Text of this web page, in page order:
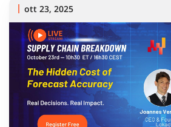
ott 23, 2025